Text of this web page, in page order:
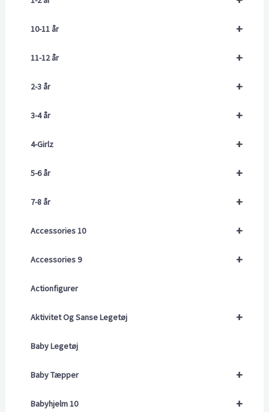
+
10-11 år
+
11-12 år
+
2-3 år
+
3-4 år
+
4-Girlz
+
5-6 år
+
7-8 år
+
Accessories 10
+
Accessories 9
Actionfigurer
+
Aktivitet Og Sanse Legetøj
Baby Legetøj
+
Baby Tæpper
+
Babyhjelm 10